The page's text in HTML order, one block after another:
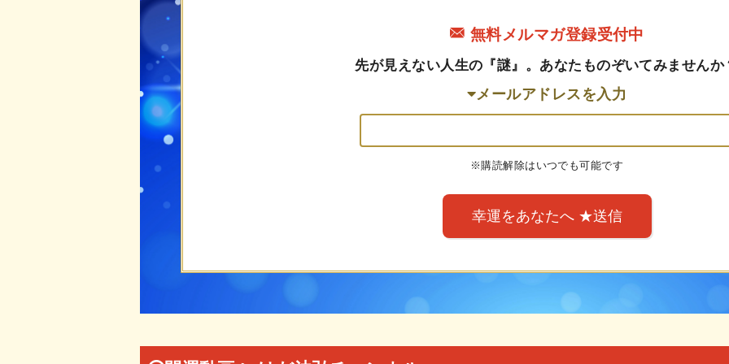
無料メルマガ登録受付中
先が見えない人生の『謎』。あなたものぞいてみませんか
メールアドレスを入力
※購読解除はいつでも可能です